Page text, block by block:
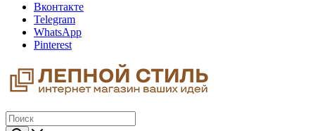
Вконтакте
Telegram
WhatsApp
Pinterest